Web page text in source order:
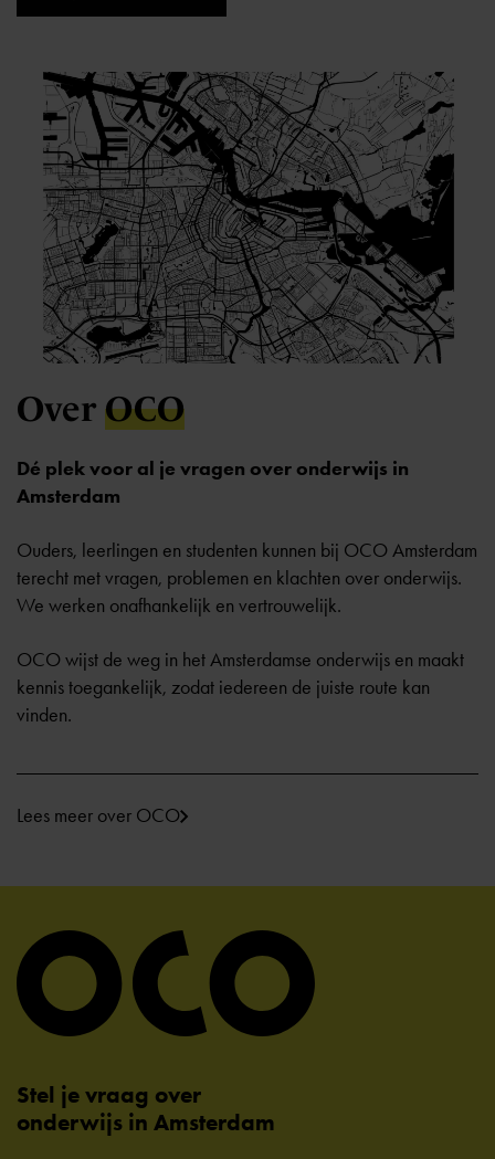
Over OCO
Dé plek voor al je vragen over onderwijs in
Amsterdam
Ouders, leerlingen en studenten kunnen bij OCO Amsterdam
terecht met vragen, problemen en klachten over onderwijs.
We werken onafhankelijk en vertrouwelijk.
OCO wijst de weg in het Amsterdamse onderwijs en maakt
kennis toegankelijk, zodat iedereen de juiste route kan
vinden.
Lees meer over OCO
Stel je vraag over
onderwijs in Amsterdam